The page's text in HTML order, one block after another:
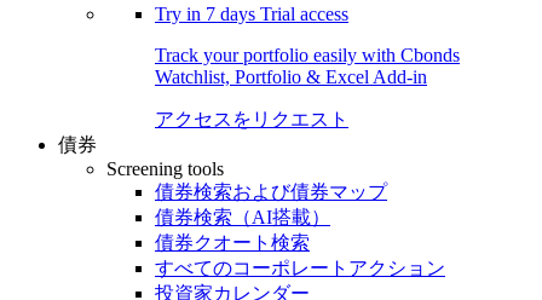
Try in 7 days Trial access
Track your portfolio easily with Cbonds
Watchlist, Portfolio & Excel Add-in
アクセスをリクエスト
債券
Screening tools
債券検索および債券マップ
債券検索（AI搭載）
債券クオート検索
すべてのコーポレートアクション
投資家カレンダー